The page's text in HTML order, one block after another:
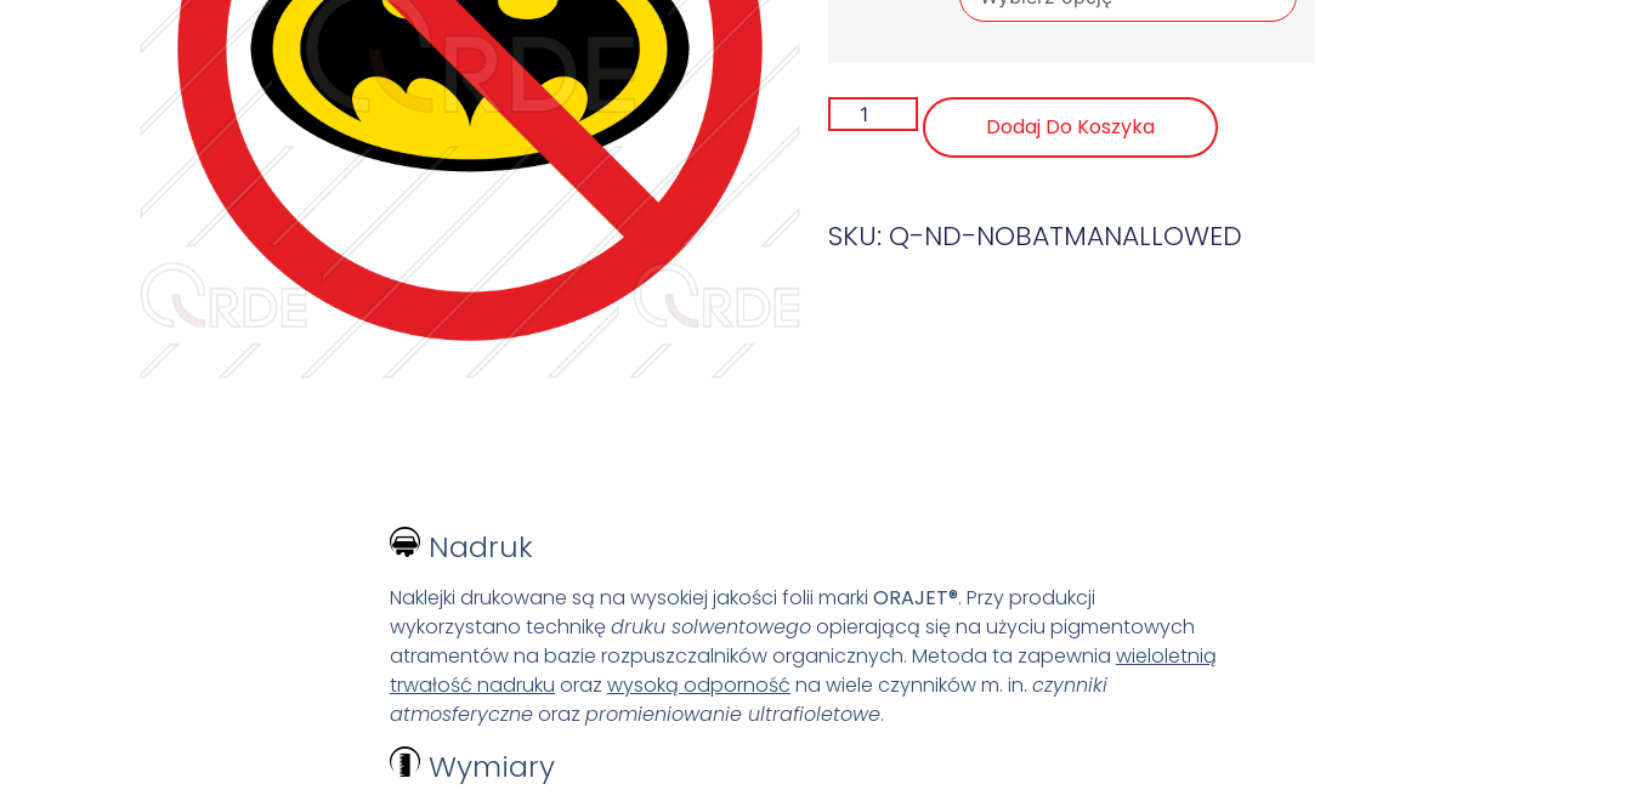
Dodaj Do Koszyka
SKU: Q-ND-NOBATMANALLOWED
Nadruk
Naklejki drukowane są na wysokiej jakości folii marki ORAJET®. Przy produkcji
wykorzystano technikędruku solwentowegoopierającą się na użyciu pigmentowych
atramentów na bazie rozpuszczalników organicznych. Metoda ta zapewnia wieloletnią
trwałość nadruku oraz wysoką odporność na wiele czynników m. in. czynniki
atmosferyczneoraz promieniowanie ultrafioletowe.
Wymiary